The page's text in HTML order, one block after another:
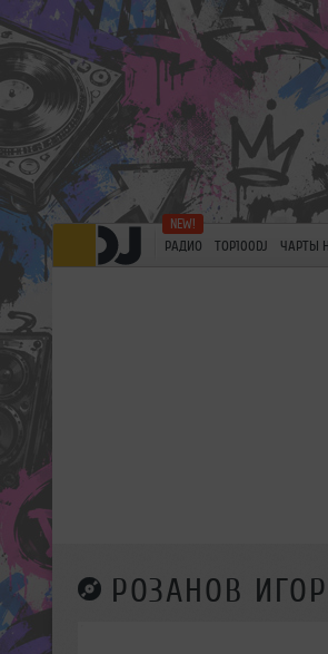
РАДИО TOP100DJ ЧАРТЫ
РОЗАНОВ